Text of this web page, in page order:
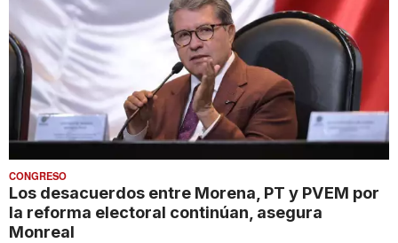
CONGRESO
Los desacuerdos entre Morena, PT y PVEM por
la reforma electoral continúan, asegura
Monreal